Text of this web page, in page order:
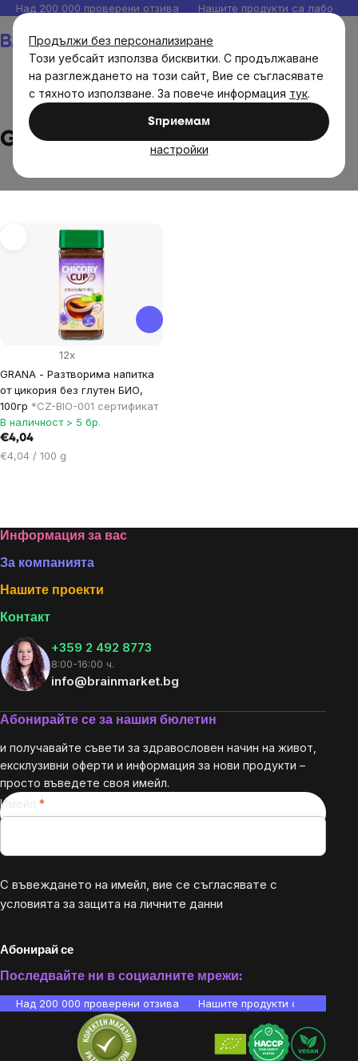
Продължи без персонализиране
Този уебсайт използва бисквитки. С продължаване
на разглеждането на този сайт, Вие се съгласявате
с тяхното използване. За повече информация тук.
Sпpиeмaм
настройки
Прескочи
към
съдържанието
Над 200 000 проверени отзива Нашите продукти са
Grana
products
GRANA - Разтворима напитка
от цикория без глутен БИО,
100гр *CZ-BIO-001 сертификат
12x
В наличност > 5 бр.
€4,04
Цена
€4,04 / 100 g
controls
Footer
Информация за вас
За компанията
Нашите проекти
Контакт
+359 2 492 8773
8:00-16:00 ч.
info@brainmarket.bg
Абонирайте се за нашия бюлетин
и получавайте съвети за здравословен начин на живот,
ексклузивни оферти и информация за нови продукти –
просто въведете своя имейл.
Имейл
С въвеждането на имейл, вие се съгласявате с
условията за защита на личните данни
Абонирай се
Последвайте ни в социалните мрежи:
Над 200 000 проверени отзива Нашите продукти са